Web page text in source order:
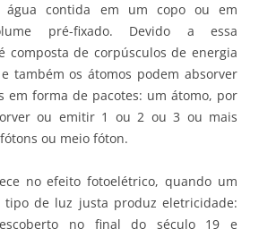
água contida em um copo ou em
pré-fixado. Devido a essa
composta de corpúsculos de energia
e também os átomos podem absorver
em forma de pacotes: um átomo, por
ou emitir 1 ou 2 ou 3 ou mais
ou meio fóton.
no efeito fotoelétrico, quando um
de luz justa produz eletricidade:
no final do século 19 e